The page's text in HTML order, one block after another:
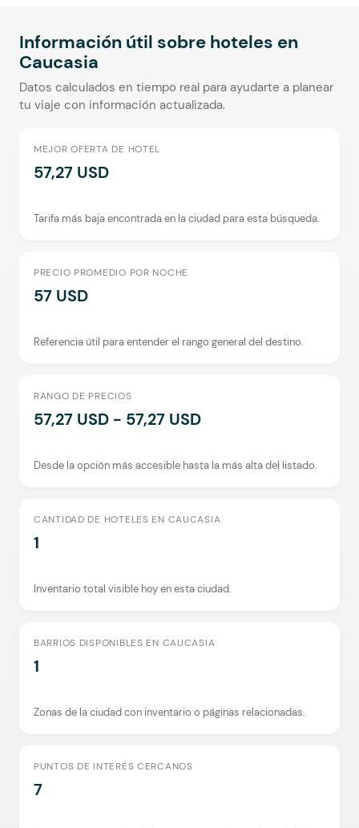
Información útil sobre hoteles en
Caucasia
Datos calculados en tiempo real para ayudarte a planear
tu viaje con información actualizada.
MEJOR OFERTA DE HOTEL
57,27 USD
Tarifa más baja encontrada en la ciudad para esta búsqueda.
PRECIO PROMEDIO POR NOCHE
57 USD
Referencia útil para entender el rango general del destino.
RANGO DE PRECIOS
57,27 USD - 57,27 USD
Desde la opción más accesible hasta la más alta del listado.
CANTIDAD DE HOTELES EN CAUCASIA
1
Inventario total visible hoy en esta ciudad.
BARRIOS DISPONIBLES EN CAUCASIA
1
Zonas de la ciudad con inventario o páginas relacionadas.
PUNTOS DE INTERÉS CERCANOS
7